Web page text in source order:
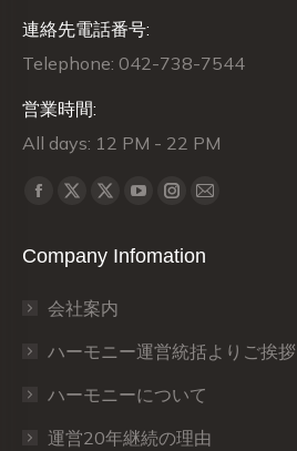
連絡先電話番号:
Telephone: 042-738-7544
営業時間:
All days: 12 PM - 22 PM
Find us on:
Facebook
opens
new
window
X
opens
new
window
X
opens
new
window
YouTube
opens
window
Instagram
opens
window
Mail
opens
window
Company Infomation
会社案内
ハーモニー運営統括よりご挨拶
ハーモニーについて
運営20年継続の理由